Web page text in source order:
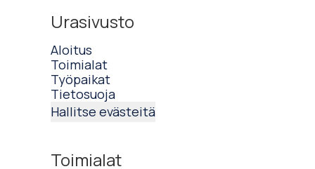
Urasivusto
Aloitus
Toimialat
Työpaikat
Tietosuoja
Hallitse evästeitä
Toimialat